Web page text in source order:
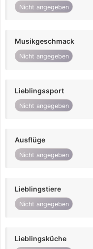
Nicht angegeben
Musikgeschmack
Nicht angegeben
Lieblingssport
Nicht angegeben
Ausflüge
Nicht angegeben
Lieblingstiere
Nicht angegeben
Lieblingsküche